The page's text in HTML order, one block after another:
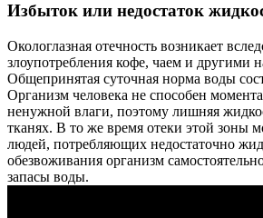
Избыток или недостаток
Окологлазная отечность возникает
злоупотребления кофе, чаем и другими
Общепринятая суточная норма воды
Организм человека не способен
ненужной влаги, поэтому лишняя
тканях. В то же время отеки этой зоны
людей, потребляющих недостаточно
обезвоживания организм
запасы воды.